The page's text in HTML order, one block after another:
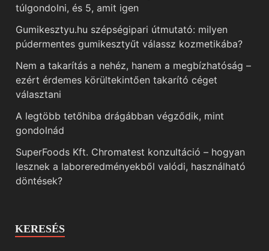
túlgondolni, és 5, amit igen
Gumikesztyu.hu szépségipari útmutató: milyen
púdermentes gumikesztyűt válassz kozmetikába?
Nem a takarítás a nehéz, hanem a megbízhatóság –
ezért érdemes körültekintően takarító céget
választani
A legtöbb tetőhiba drágábban végződik, mint
gondolnád
SuperFoods Kft. Chromatest konzultáció – hogyan
lesznek a laboreredményekből valódi, használható
döntések?
KERESÉS